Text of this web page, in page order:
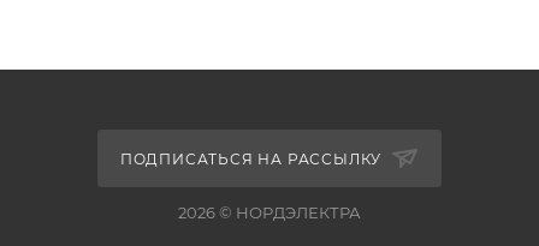
ПОДПИСАТЬСЯ НА РАССЫЛКУ
2026 © НОРДЭЛЕКТРА